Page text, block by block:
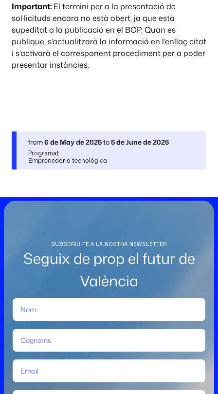
Important: El termini per a la presentació de
sol·licituds encara no està obert, ja que està
supeditat a la publicació en el BOP. Quan es
publique, s’actualitzarà la informació en l’enllaç citat
i s’activarà el corresponent procediment per a poder
presentar instàncies.
from6 de May de 2025to5 de June de 2025
Programat
Emprenedoria tecnològica
SUBSCRIU-TE A LA NOSTRA NEWSLETTER
Seguix de prop el futur de
València